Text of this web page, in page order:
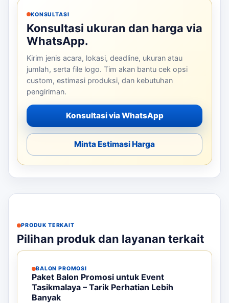
KONSULTASI
Konsultasi ukuran dan harga via
WhatsApp.
Kirim jenis acara, lokasi, deadline, ukuran atau
jumlah, serta file logo. Tim akan bantu cek opsi
custom, estimasi produksi, dan kebutuhan
pengiriman.
Konsultasi via WhatsApp
Minta Estimasi Harga
PRODUK TERKAIT
Pilihan produk dan layanan terkait